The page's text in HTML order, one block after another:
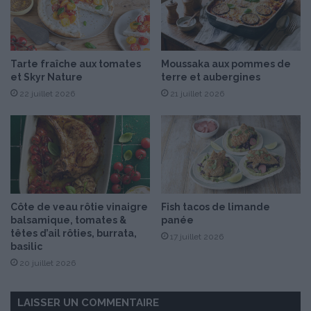
e
n
a
d
e
a
t
,
b
a
n
a
i
s
e
Tarte fraîche aux tomates
et Skyr Nature
22 juillet 2026
Moussaka aux pommes de
terre et aubergines
21 juillet 2026
Côte de veau rôtie vinaigre
balsamique, tomates &
têtes d’ail rôties, burrata,
basilic
20 juillet 2026
Fish tacos de limande
panée
17 juillet 2026
LAISSER UN COMMENTAIRE